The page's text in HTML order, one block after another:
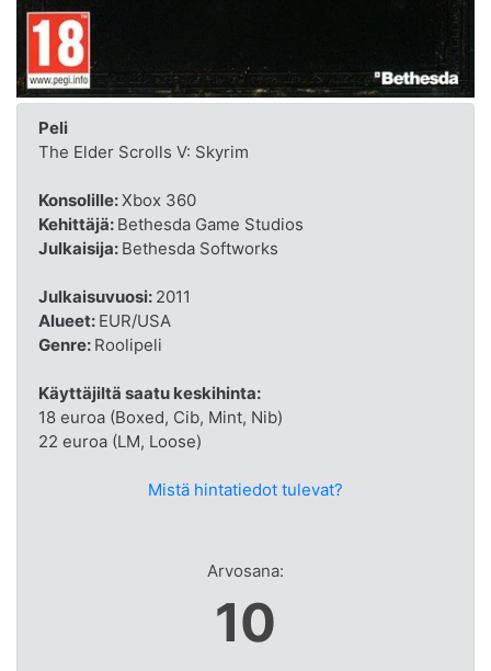
Peli
The Elder Scrolls V: Skyrim
Konsolille:Xbox 360
Kehittäjä: Bethesda Game Studios
Julkaisija: Bethesda Softworks
Julkaisuvuosi: 2011
Alueet: EUR/USA
Genre: Roolipeli
Käyttäjiltä saatu keskihinta:
18 euroa (Boxed, Cib, Mint, Nib)
22 euroa (LM, Loose)
Mistä hintatiedot tulevat?
Arvosana:
10